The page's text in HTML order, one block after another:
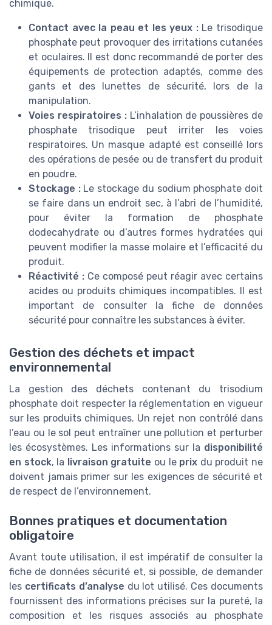
chimique.
Contact avec la peau et les yeux :Le trisodique
phosphate peut provoquer des irritations cutanées
et oculaires. Il est donc recommandé de porter des
équipements de protection adaptés, comme des
gants et des lunettes de sécurité, lors de la
manipulation.
Voies respiratoires :L’inhalation de poussières de
phosphate trisodique peut irriter les voies
respiratoires. Un masque adapté est conseillé lors
des opérations de pesée ou de transfert du produit
en poudre.
Stockage :Le stockage du sodium phosphate doit
se faire dans un endroit sec, à l’abri de l’humidité,
pour éviter la formation de phosphate
dodecahydrate ou d’autres formes hydratées qui
peuvent modifier la masse molaire et l’efficacité du
produit.
Réactivité : Ce composé peut réagir avec certains
acides ou produits chimiques incompatibles. Il est
important de consulter la fiche de données
sécurité pour connaître les substances à éviter.
Gestion des déchets et impact
environnemental
La gestion des déchets contenant du trisodium
phosphate doit respecter la réglementation en vigueur
sur les produits chimiques. Un rejet non contrôlé dans
l’eau ou le sol peut entraîner une pollution et perturber
les écosystèmes. Les informations sur la disponibilité
en stock, la livraison gratuite ou le prix du produit ne
doivent jamais primer sur les exigences de sécurité et
de respect de l’environnement.
Bonnes pratiques et documentation
obligatoire
Avant toute utilisation, il est impératif de consulter la
fiche de données sécurité et, si possible, de demander
les certificats d’analyse du lot utilisé. Ces documents
fournissent des informations précises sur la pureté, la
composition et les risques associés au phosphate